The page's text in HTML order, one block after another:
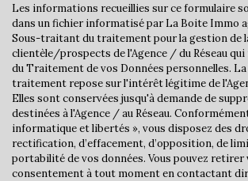
Taxe foncière
Habitants de moins de 25 ans
Habitants de 25 à 55 ans
Habitants de plus de 55 ans
Nombre d'enfants par famille
Familles sans enfant
Familles avec 1 ou 2 enfants
Les informations recueillies sur ce formulaire
dans un fichier informatisé par La Boite Immo
Sous-traitant du traitement pour la gestion de
clientèle/prospects de l'Agence / du Réseau qui
du Traitement de vos Données personnelles. La
traitement repose sur l'intérêt légitime de
Elles sont conservées jusqu'à demande de
destinées à l'Agence / au Réseau.
informatique et libertés », vous disposez des
rectification, d’effacement, d’opposition, de
portabilité de vos données. Vous pouvez
consentement à tout moment en contactant